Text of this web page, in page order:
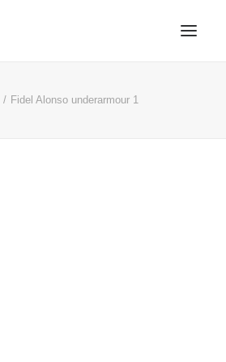
Fidel Alonso underarmour 1